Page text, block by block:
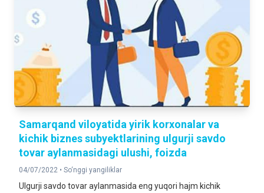
Samarqand viloyatida yirik korxonalar va
kichik biznes subyektlarining ulgurji savdo
tovar aylanmasidagi ulushi, foizda
04/07/2022 • So‘nggi yangiliklar
Ulgurji savdo tovar aylanmasida eng yuqori hajm kichik